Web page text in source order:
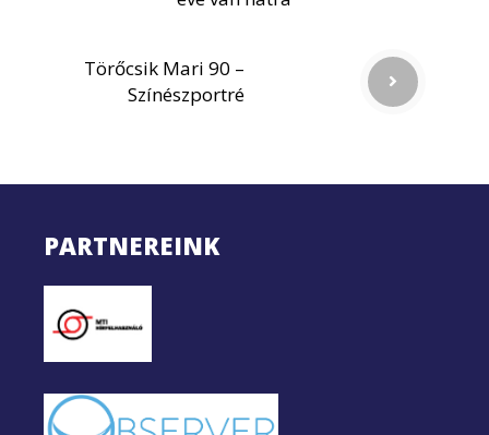
Törőcsik Mari 90 –
Színészportré
PARTNEREINK